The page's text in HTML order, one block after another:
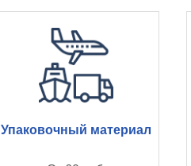
Упаковочный материал